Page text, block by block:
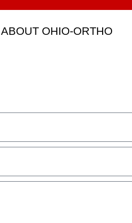
ABOUT OHIO-ORTHO